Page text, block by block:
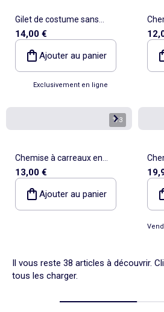
Gilet de costume sans
manches
14,00 €
Ajouter au panier
Exclusivement en ligne
1/3
Chemise à carreaux en
flanelle
13,00 €
Ajouter au panier
Il vous reste 38 articles à découvrir.
tous les charger.